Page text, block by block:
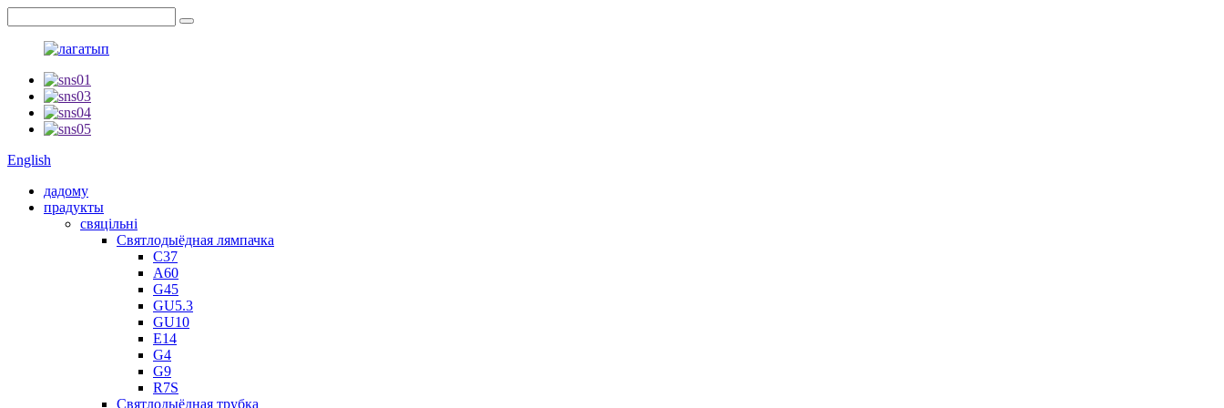
English
дадому
прадукты
свяцільні
Святлодыёдная лямпачка
C37
A60
G45
GU5.3
GU10
E14
G4
G9
R7S
Святлодыёдная трубка